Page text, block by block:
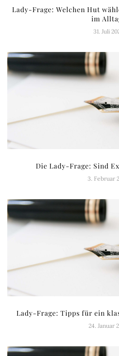
Lady-Frage: Welchen Hut
im
31. Juli
Die Lady-Frage: Sind
3. Februar
Lady-Frage: Tipps für ein
24. Januar